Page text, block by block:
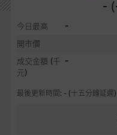
牛熊證
選股攻略
中資股票專頁
-
今日最高 -
開市價
成交金額 (千
元)
-
最後更新時間: - (十五分鐘延遲)